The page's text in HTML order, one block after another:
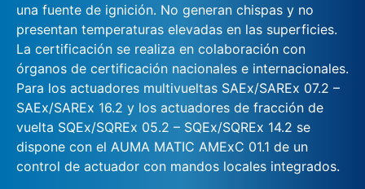
una fuente de ignición. No generan chispas y no
presentan temperaturas elevadas en las superficies.
La certificación se realiza en colaboración con
órganos de certificación nacionales e internacionales.
Para los actuadores multivueltas SAEx/SAREx 07.2 –
SAEx/SAREx 16.2 y los actuadores de fracción de
vuelta SQEx/SQREx 05.2 – SQEx/SQREx 14.2 se
dispone con el AUMA MATIC AMExC 01.1 de un
control de actuador con mandos locales integrados.